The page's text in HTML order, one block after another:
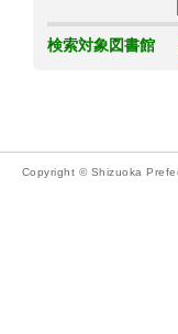
検索対象図書館
Copyright © Shizuoka